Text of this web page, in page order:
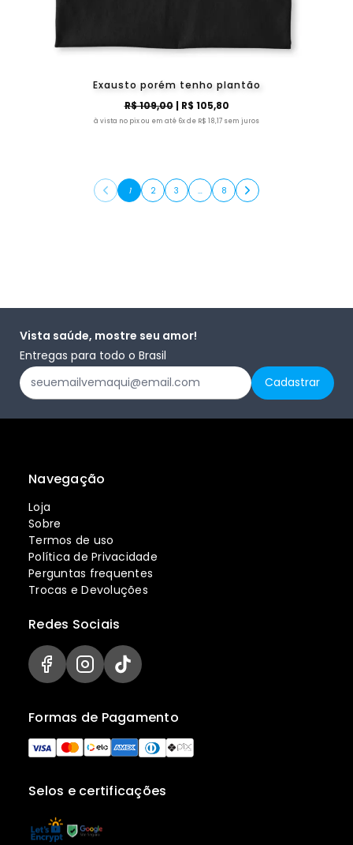
Exausto porém tenho plantão
R$ 109,00| R$ 105,80
à vista no pix ou em até 6x de R$ 18,17 sem juros
1 2 3 … 8
Vista saúde, mostre seu amor!
Entregas para todo o Brasil
Navegação
Loja
Sobre
Termos de uso
Política de Privacidade
Perguntas frequentes
Trocas e Devoluções
Selos e certificações
Formas de Pagamento
Redes Sociais